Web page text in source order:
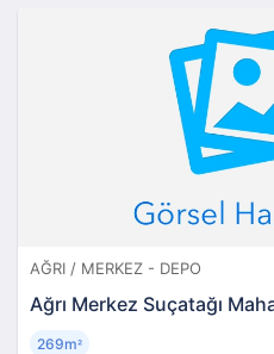
AĞRI / MERKEZ - DEPO
Ağrı Merkez Suçatağı
269m²